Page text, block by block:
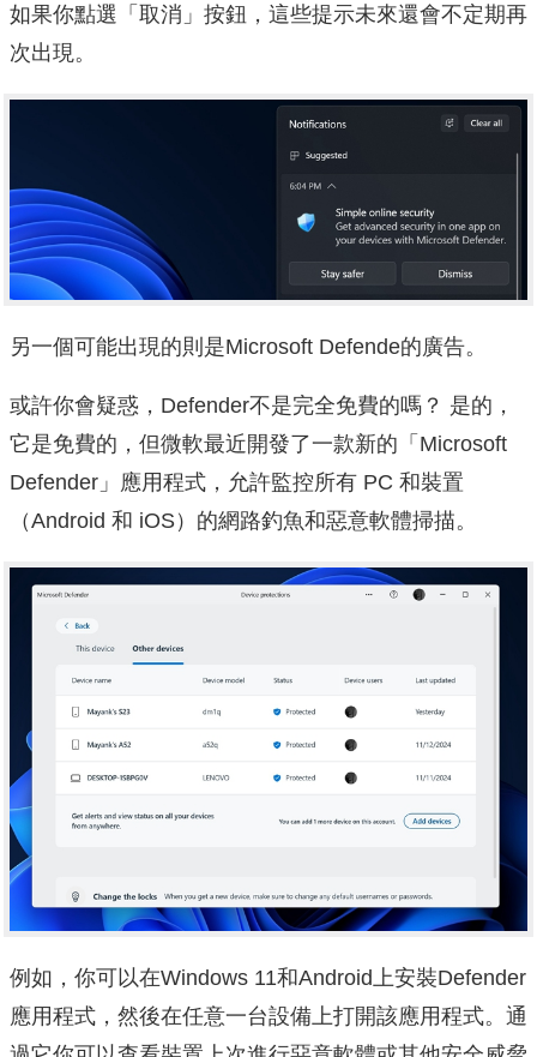
如果你點選「取消」按鈕，這些提示未來還會不定期再
次出現。
另一個可能出現的則是Microsoft Defende的廣告。
或許你會疑惑，Defender不是完全免費的嗎？ 是的，
它是免費的，但微軟最近開發了一款新的「Microsoft
Defender」應用程式，允許監控所有 PC 和裝置
（Android 和 iOS）的網路釣魚和惡意軟體掃描。
例如，你可以在Windows 11和Android上安裝Defender
應用程式，然後在任意一台設備上打開該應用程式。通